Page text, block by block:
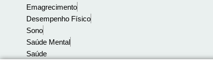
Emagrecimento
Desempenho Físico
Sono
Saúde Mental
Saúde